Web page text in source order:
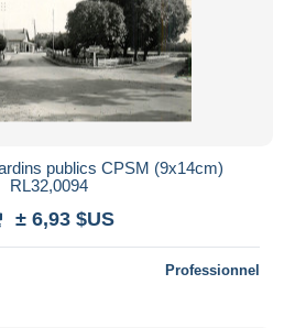
publics CPSM (9x14cm)
RL32,0094
± 6,93 $US
Professionnel